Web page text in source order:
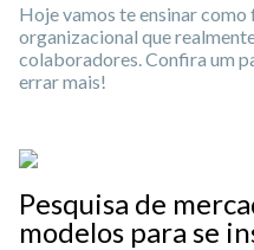
Hoje vamos te ensinar como
organizacional que
colaboradores. Confira um
errar mais!
Pesquisa de
modelos para se